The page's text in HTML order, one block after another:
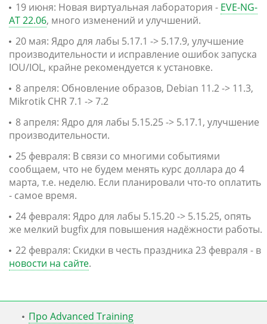
19 июня: Новая виртуальная лаборатория - EVE-NG-
AT 22.06, много изменений и улучшений.
20 мая: Ядро для лабы 5.17.1 -> 5.17.9, улучшение
производительности и исправление ошибок запуска
IOU/IOL, крайне рекомендуется к установке.
8 апреля: Обновление образов, Debian 11.2 -> 11.3,
Mikrotik CHR 7.1 -> 7.2
8 апреля: Ядро для лабы 5.15.25 -> 5.17.1, улучшение
производительности.
25 февраля: В связи со многими событиями
сообщаем, что не будем менять курс доллара до 4
марта, т.е. неделю. Если планировали что-то оплатить
- самое время.
24 февраля: Ядро для лабы 5.15.20 -> 5.15.25, опять
же мелкий bugfix для повышения надёжности работы.
22 февраля: Скидки в честь праздника 23 февраля - в
новости на сайте.
Про Advanced Training